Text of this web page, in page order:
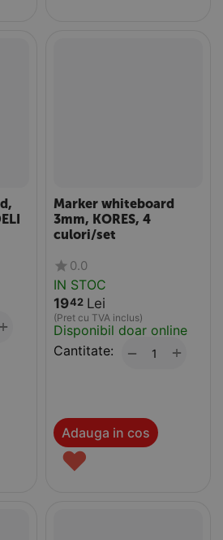
+
Marker whiteboard
3mm, KORES, 4
culori/set
0.0
IN STOC
1942 Lei
(Pret cu TVA inclus)
Disponibil doar online
Cantitate:
+
−
Adauga in cos
♥